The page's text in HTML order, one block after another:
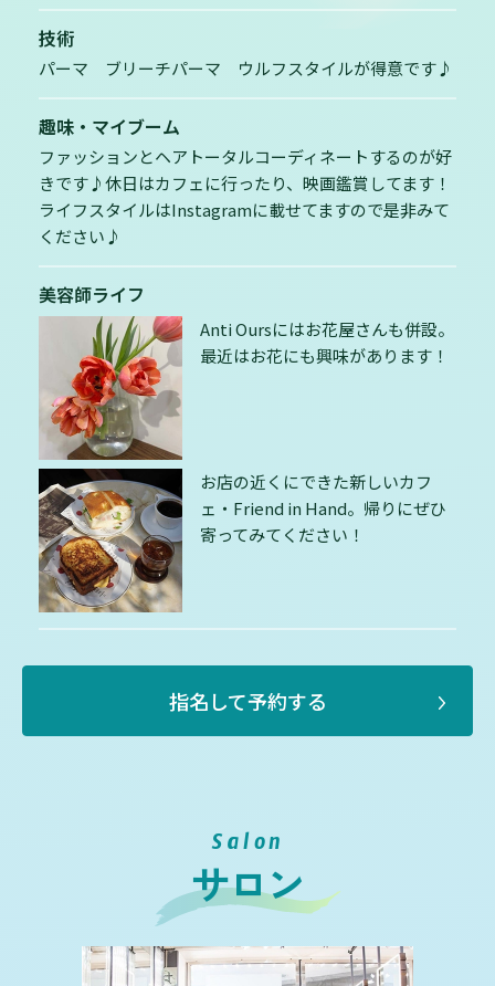
技術
パーマ ブリーチパーマ ウルフスタイルが得意です♪
趣味・マイブーム
ファッションとヘアトータルコーディネートするのが好
きです♪休日はカフェに行ったり、映画鑑賞してます！
ライフスタイルはInstagramに載せてますので是非みて
ください♪
美容師ライフ
Anti Oursにはお花屋さんも併設。
最近はお花にも興味があります！
お店の近くにできた新しいカフ
ェ・Friend in Hand。帰りにぜひ
寄ってみてください！
指名して予約する
Salon
サロン